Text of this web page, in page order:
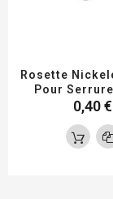
Rosette
Pour
0,40 €